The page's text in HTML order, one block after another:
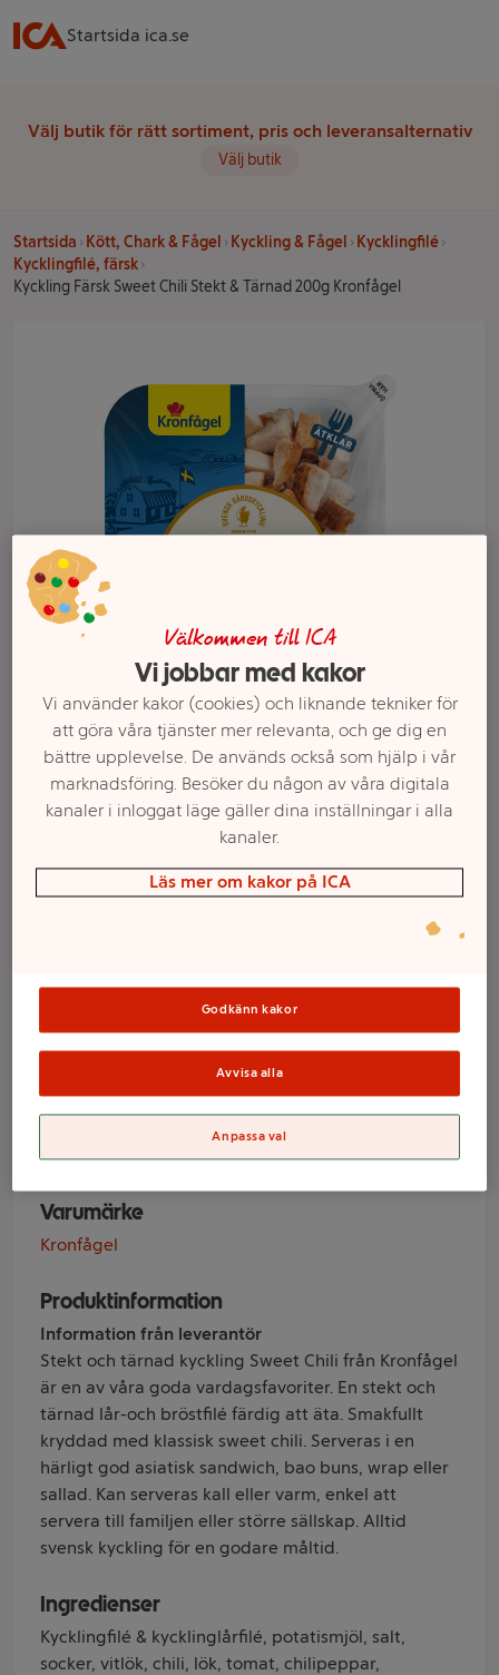
Startsida ica.se
Välj butik för rätt sortiment, pris och leveransalternativ
Välj butik
Startsida Kött, Chark & Fågel Kyckling & Fågel
Kycklingfilé
Kycklingfilé, färsk
Kyckling Färsk Sweet Chili Stekt & Tärnad 200g Kronfågel
Kyckling Färsk
Sweet Chili Stekt
& Tärnad 200g
Kronfågel
Varumärke
Kronfågel
Produktinformation
Information från leverantör
Stekt och tärnad kyckling Sweet Chili från Kronfågel
är en av våra goda vardagsfavoriter. En stekt och
tärnad lår-och bröstfilé färdig att äta. Smakfullt
kryddad med klassisk sweet chili. Serveras i en
härligt god asiatisk sandwich, bao buns, wrap eller
sallad. Kan serveras kall eller varm, enkel att
servera till familjen eller större sällskap. Alltid
svensk kyckling för en godare måltid.
Ingredienser
Kycklingfilé & kycklinglårfilé, potatismjöl, salt,
socker, vitlök, chili, lök, tomat, chilipeppar,
Välj butik och handla
Välkommen till ICA
Vi jobbar med kakor
Vi använder kakor (cookies) och liknande tekniker för
att göra våra tjänster mer relevanta, och ge dig en
bättre upplevelse. De används också som hjälp i vår
marknadsföring. Besöker du någon av våra digitala
kanaler i inloggat läge gäller dina inställningar i alla
kanaler.
Läs mer om kakor på ICA
Godkänn kakor
Avvisa alla
Anpassa val